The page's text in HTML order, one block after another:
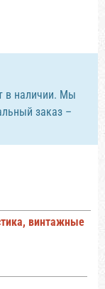
винтажные
в наличии. Мы
заказ –